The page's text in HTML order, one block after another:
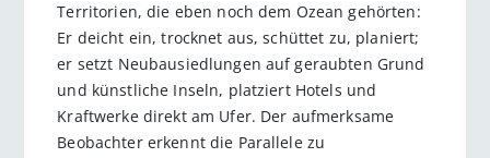
Territorien, die eben noch dem Ozean gehörten:
Er deicht ein, trocknet aus, schüttet zu, planiert;
er setzt Neubausiedlungen auf geraubten Grund
und künstliche Inseln, platziert Hotels und
Kraftwerke direkt am Ufer. Der aufmerksame
Beobachter erkennt die Parallele zu